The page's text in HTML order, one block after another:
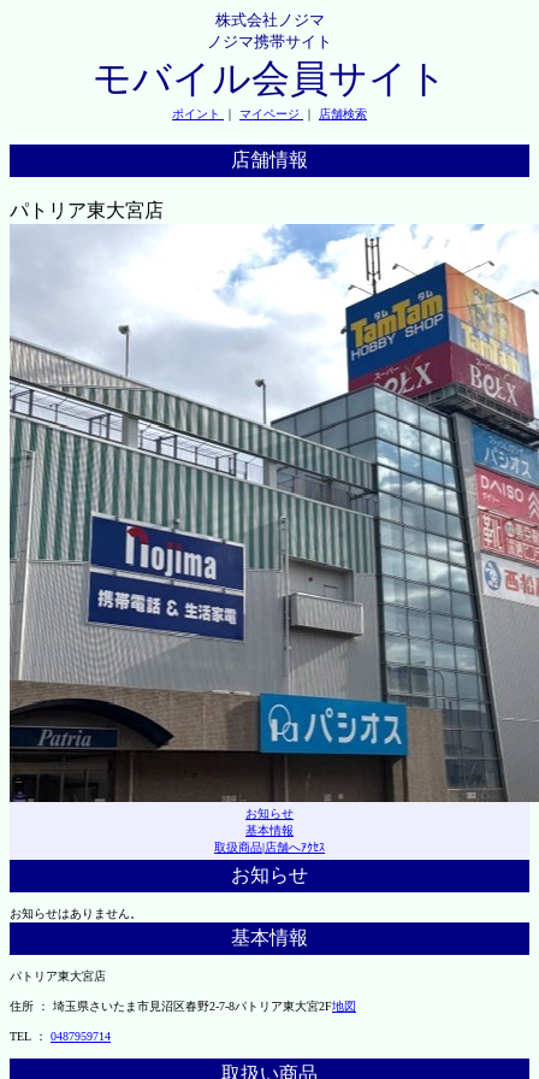
株式会社ノジマ
ノジマ携帯サイト
モバイル会員サイト
ポイント ｜ マイページ ｜ 店舗検索
店舗情報
パトリア東大宮店
お知らせ
基本情報
取扱商品|店舗へｱｸｾｽ
お知らせ
お知らせはありません。
基本情報
パトリア東大宮店
住所 ： 埼玉県さいたま市見沼区春野2-7-8パトリア東大宮2F地図
TEL ： 0487959714
取扱い商品